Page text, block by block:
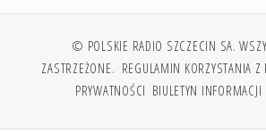
© POLSKIE RADIO SZCZECIN SA.
ZASTRZEŻONE. REGULAMIN KORZYSTANIA Z
PRYWATNOŚCI BIULETYN INFORMACJI